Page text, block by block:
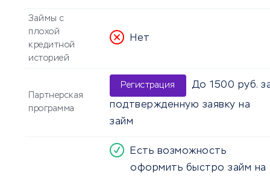
Займы с
плохой
кредитной
историей
Нет
Партнерская
программа
Регистрация До 1500 руб.
подтвержденную заявку на
займ
Есть возможность
оформить быстро займ на